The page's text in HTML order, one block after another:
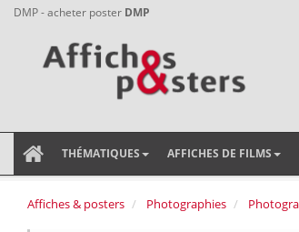
DMP - acheter poster DMP
THÉMATIQUES AFFICHES DE FILMS
Affiches & posters Photographies